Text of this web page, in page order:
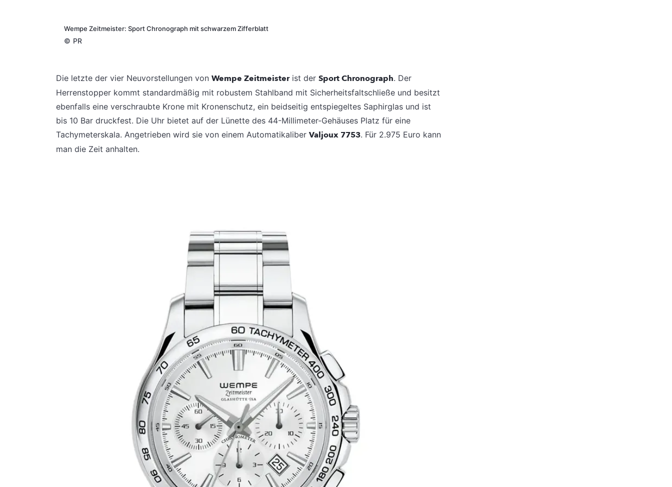
Wempe Zeitmeister: Sport Chronograph mit schwarzem Zifferblatt
© PR
Die letzte der vier Neuvorstellungen von Wempe Zeitmeisterist der Sport Chronograph. Der
Herrenstopper kommt standardmäßig mit robustem Stahlband mit Sicherheitsfaltschließe und besitzt
ebenfalls eine verschraubte Krone mit Kronenschutz, ein beidseitig entspiegeltes Saphirglas und ist
bis 10 Bar druckfest. Die Uhr bietet auf der Lünette des 44-Millimeter-Gehäuses Platz für eine
Tachymeterskala. Angetrieben wird sie von einem Automatikaliber Valjoux 7753. Für 2.975 Euro kann
man die Zeit anhalten.